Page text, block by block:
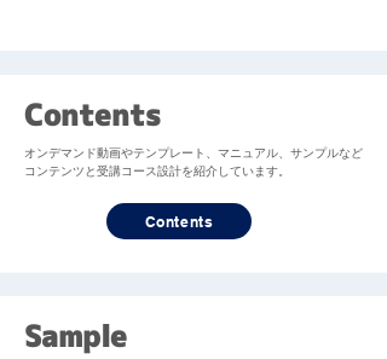
Contents
オンデマンド動画やテンプレート、マニュアル、サンプルなど
コンテンツと受講コース設計を紹介しています。
Contents
Sample